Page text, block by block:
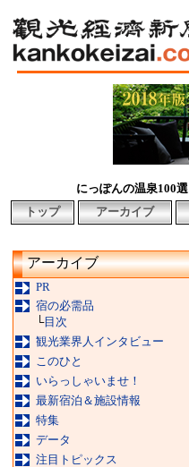
にっぽんの温泉100選
トップ アーカイブ
アーカイブ
PR
宿の必需品
└目次
観光業界人インタビュー
このひと
いらっしゃいませ！
最新宿泊＆施設情報
特集
データ
注目トピックス